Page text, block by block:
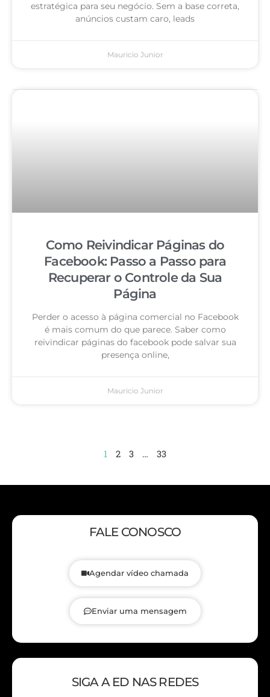
estratégica para seu negócio. Sem a base correta,
anúncios custam caro, leads
Mauricio Junior
Como Reivindicar Páginas do
Facebook: Passo a Passo para
Recuperar o Controle da Sua
Página
Perder o acesso à página comercial no Facebook
é mais comum do que parece. Saber como
reivindicar páginas do facebook pode salvar sua
presença online,
Mauricio Junior
1 2 3 … 33
FALE CONOSCO
Agendar vídeo chamada
Enviar uma mensagem
SIGA A ED NAS REDES